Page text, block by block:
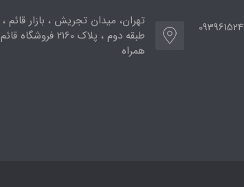
تهران، میدان تجریش ، بازار قائم ،
طبقه دوم ، پلاک 2160 فروشگاه قائم
همراه